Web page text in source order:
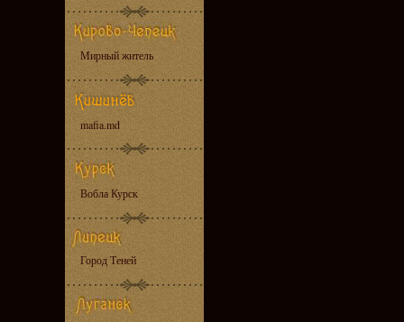
Мирный житель
mafia.md
Вобла Курск
Город Теней